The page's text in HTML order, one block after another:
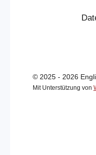
© 2025 - 2026
Mit Unterstützung von